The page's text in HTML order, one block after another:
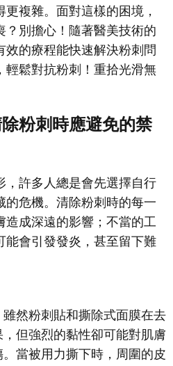
複雜。面對這樣的困境，
？別擔心！隨著醫美技術的
效的療程能快速解決粉刺問
輕鬆對抗粉刺！重拾光滑無
粉刺時應避免的禁
，許多人總是會先選擇自行
的危機。清除粉刺時的每一
造成深遠的影響；不當的工
能會引發發炎，甚至留下難
雖然粉刺貼和撕除式面膜在去
但強烈的黏性卻可能對肌膚
當被用力撕下時，周圍的皮